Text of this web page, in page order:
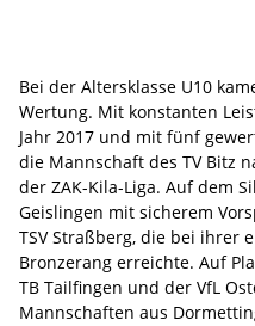
Bei der Altersklasse U10
Wertung. Mit konstanten
Jahr 2017 und mit fünf
die Mannschaft des TV Bitz
der ZAK-Kila-Liga. Auf dem
Geislingen mit sicherem
TSV Straßberg, die bei ihrer
Bronzerang erreichte. Auf
TB Tailfingen und der VfL
Mannschaften aus